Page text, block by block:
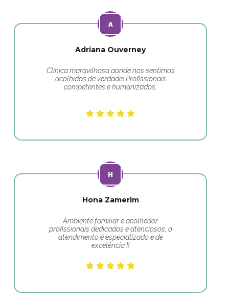
Adriana Ouverney
Clínica maravilhosa aonde nos sentimos
acolhidos de verdade! Profissionais
competentes e humanizados.
Hona Zamerim
Ambiente familiar e acolhedor
profissionais dedicados e atenciosos, o
atendimento é especializado e de
excelência.!!